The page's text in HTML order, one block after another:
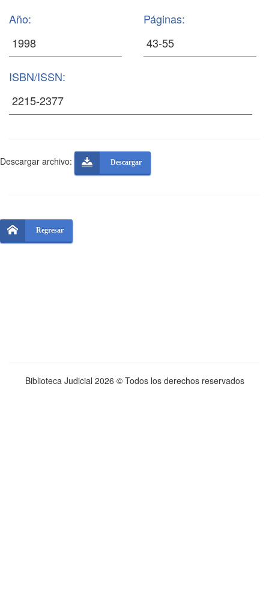
Año: Páginas:
ISBN/ISSN:
Descargar archivo: Descargar
Regresar
Biblioteca Judicial 2026 © Todos los derechos reservados